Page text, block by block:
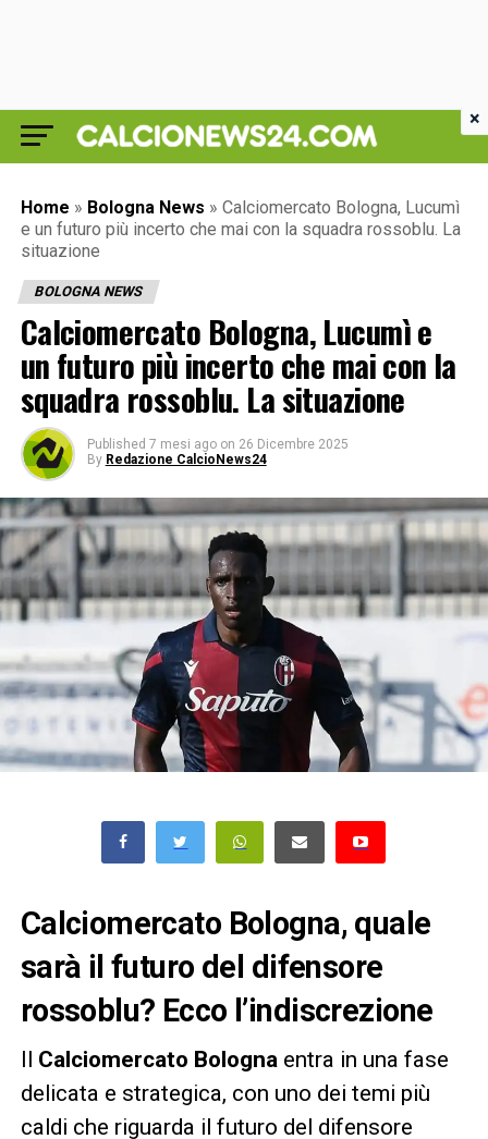
Home » Bologna News » Calciomercato Bologna, Lucumì
e un futuro più incerto che mai con la squadra rossoblu. La
situazione
BOLOGNA NEWS
Calciomercato Bologna, Lucumì e
un futuro più incerto che mai con la
squadra rossoblu. La situazione
Published 7 mesi ago on 26 Dicembre 2025
By Redazione CalcioNews24
Calciomercato Bologna, quale
sarà il futuro del difensore
rossoblu? Ecco l’indiscrezione
Il Calciomercato Bologna entra in una fase
delicata e strategica, con uno dei temi più
caldi che riguarda il futuro del difensore
×